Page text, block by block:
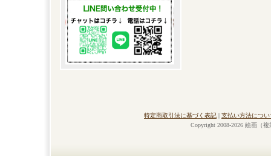
特定商取引法に基づく表記 | 支払い方法につい
Copyright 2008-2026 絵画（